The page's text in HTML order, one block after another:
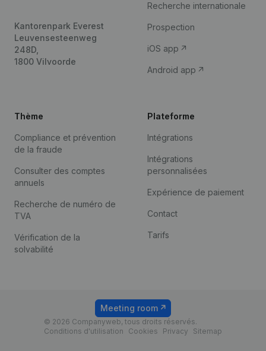
Kantorenpark Everest
Leuvensesteenweg
248D,
1800 Vilvoorde
Recherche internationale
Prospection
iOS app
Android app
Thème
Compliance et prévention
de la fraude
Consulter des comptes
annuels
Recherche de numéro de
TVA
Vérification de la
solvabilité
Plateforme
Intégrations
Intégrations
personnalisées
Expérience de paiement
Contact
Tarifs
© 2026 Companyweb, tous droits réservés.
Conditions d'utilisation
Cookies Privacy Sitemap
Meeting room